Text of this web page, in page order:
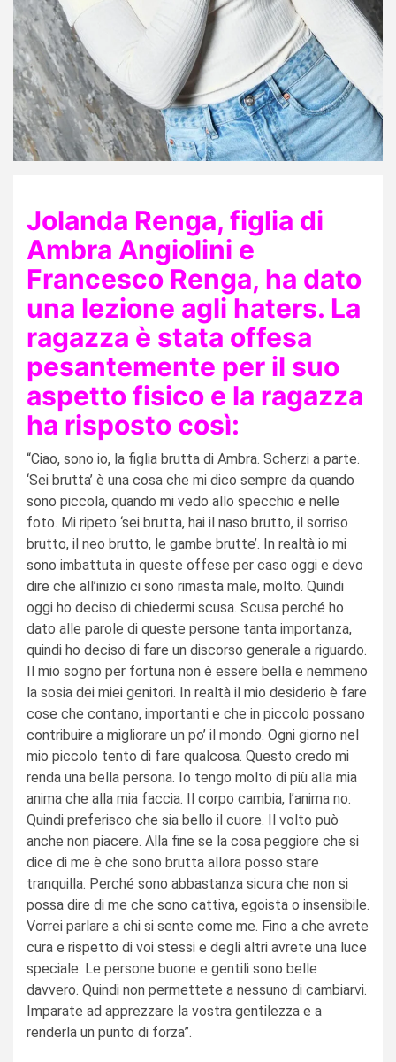
Jolanda Renga, figlia di
Ambra Angiolini e
Francesco Renga, ha dato
una lezione agli haters. La
ragazza è stata offesa
pesantemente per il suo
aspetto fisico e la ragazza
ha risposto così:
“Ciao, sono io, la figlia brutta di Ambra. Scherzi a parte.
‘Sei brutta’ è una cosa che mi dico sempre da quando
sono piccola, quando mi vedo allo specchio e nelle
foto. Mi ripeto ‘sei brutta, hai il naso brutto, il sorriso
brutto, il neo brutto, le gambe brutte’. In realtà io mi
sono imbattuta in queste offese per caso oggi e devo
dire che all’inizio ci sono rimasta male, molto. Quindi
oggi ho deciso di chiedermi scusa. Scusa perché ho
dato alle parole di queste persone tanta importanza,
quindi ho deciso di fare un discorso generale a riguardo.
Il mio sogno per fortuna non è essere bella e nemmeno
la sosia dei miei genitori. In realtà il mio desiderio è fare
cose che contano, importanti e che in piccolo possano
contribuire a migliorare un po’ il mondo. Ogni giorno nel
mio piccolo tento di fare qualcosa. Questo credo mi
renda una bella persona. Io tengo molto di più alla mia
anima che alla mia faccia. Il corpo cambia, l’anima no.
Quindi preferisco che sia bello il cuore. Il volto può
anche non piacere. Alla fine se la cosa peggiore che si
dice di me è che sono brutta allora posso stare
tranquilla. Perché sono abbastanza sicura che non si
possa dire di me che sono cattiva, egoista o insensibile.
Vorrei parlare a chi si sente come me. Fino a che avrete
cura e rispetto di voi stessi e degli altri avrete una luce
speciale. Le persone buone e gentili sono belle
davvero. Quindi non permettete a nessuno di cambiarvi.
Imparate ad apprezzare la vostra gentilezza e a
renderla un punto di forza”.